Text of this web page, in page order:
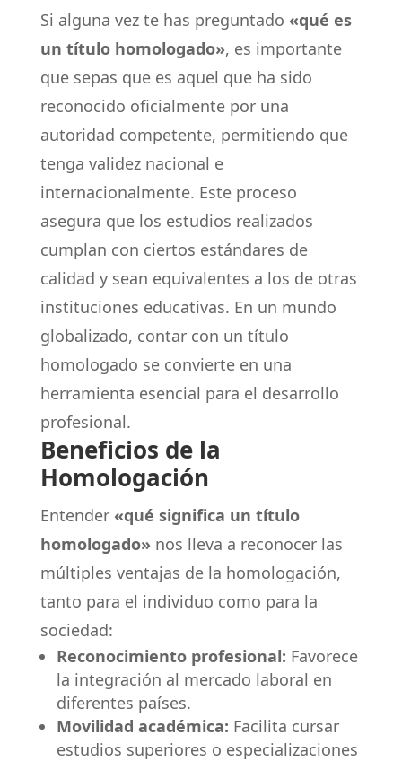
Si alguna vez te has preguntado «qué es
un título homologado», es importante
que sepas que es aquel que ha sido
reconocido oficialmente por una
autoridad competente, permitiendo que
tenga validez nacional e
internacionalmente. Este proceso
asegura que los estudios realizados
cumplan con ciertos estándares de
calidad y sean equivalentes a los de otras
instituciones educativas. En un mundo
globalizado, contar con un título
homologado se convierte en una
herramienta esencial para el desarrollo
profesional.
Beneficios de la
Homologación
Entender «qué significa un título
homologado» nos lleva a reconocer las
múltiples ventajas de la homologación,
tanto para el individuo como para la
sociedad:
Reconocimiento profesional: Favorece
la integración al mercado laboral en
diferentes países.
Movilidad académica: Facilita cursar
estudios superiores o especializaciones